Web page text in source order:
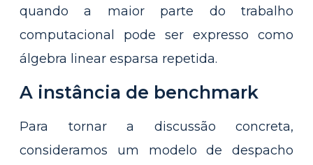
quando a maior parte do trabalho
computacional pode ser expresso como
álgebra linear esparsa repetida.
A instância de benchmark
Para tornar a discussão concreta,
consideramos um modelo de despacho